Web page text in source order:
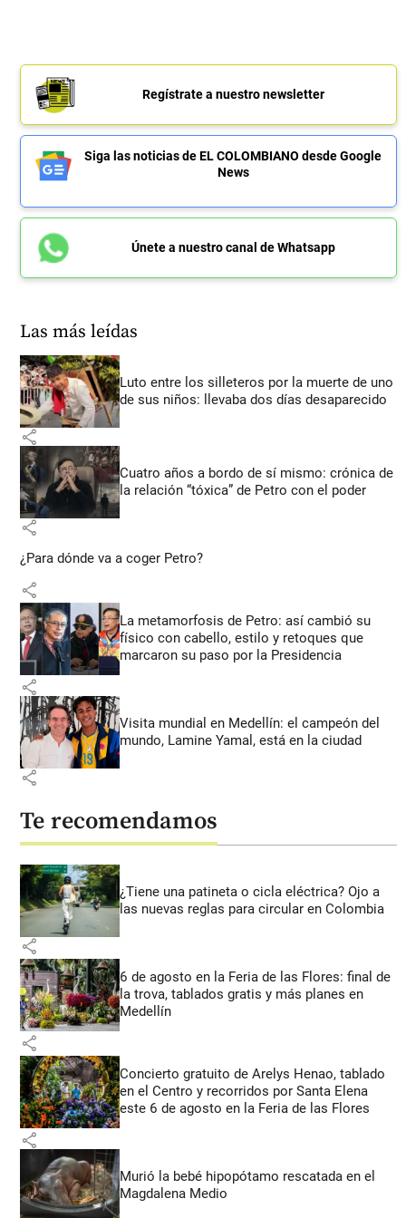
Regístrate a nuestro newsletter
Siga las noticias de EL COLOMBIANO desde Google
News
Únete a nuestro canal de Whatsapp
Las más leídas
Luto entre los silleteros por la muerte de uno
de sus niños: llevaba dos días desaparecido
share
Cuatro años a bordo de sí mismo: crónica de
la relación “tóxica” de Petro con el poder
share
¿Para dónde va a coger Petro?
share
La metamorfosis de Petro: así cambió su
físico con cabello, estilo y retoques que
marcaron su paso por la Presidencia
share
Visita mundial en Medellín: el campeón del
mundo, Lamine Yamal, está en la ciudad
share
Te recomendamos
¿Tiene una patineta o cicla eléctrica? Ojo a
las nuevas reglas para circular en Colombia
share
6 de agosto en la Feria de las Flores: final de
la trova, tablados gratis y más planes en
Medellín
share
Concierto gratuito de Arelys Henao, tablado
en el Centro y recorridos por Santa Elena
este 6 de agosto en la Feria de las Flores
share
Murió la bebé hipopótamo rescatada en el
Magdalena Medio